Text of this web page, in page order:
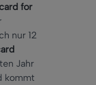
for
nur 12
Jahr
kommt